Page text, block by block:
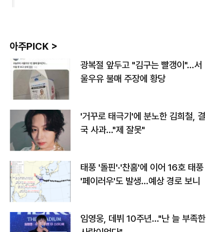
아주PICK >
광복절 앞두고 "김구는 빨갱이"…서
울우유 불매 주장에 황당
'거꾸로 태극기'에 분노한 김희철, 결
국 사과…"제 잘못"
태풍 '돌핀'·'찬홈'에 이어 16호 태풍
'페이러우'도 발생…예상 경로 보니
임영웅, 데뷔 10주년…"난 늘 부족한